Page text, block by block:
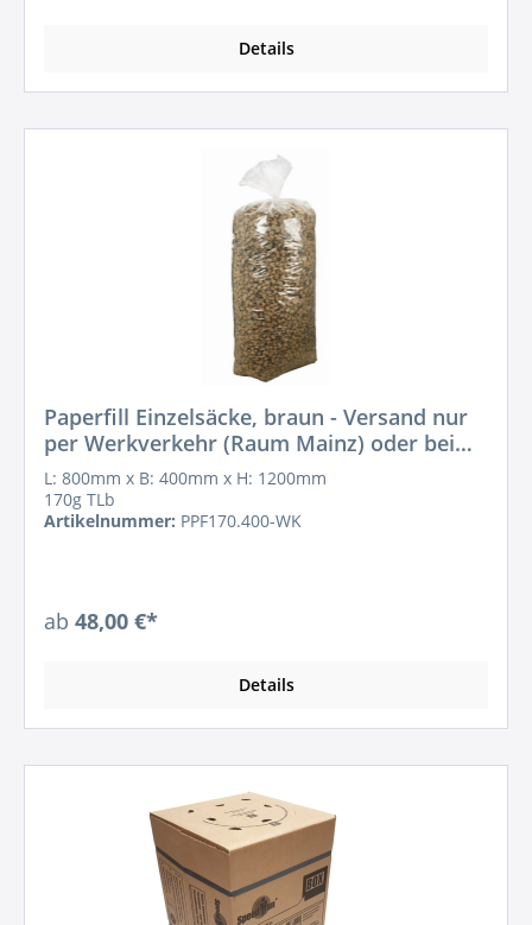
Details
Paperfill Einzelsäcke, braun - Versand nur
per Werkverkehr (Raum Mainz) oder bei
Abholung!
L: 800mm x B: 400mm x H: 1200mm
170g TLb
Artikelnummer: PPF170.400-WK
ab 48,00 €*
Details